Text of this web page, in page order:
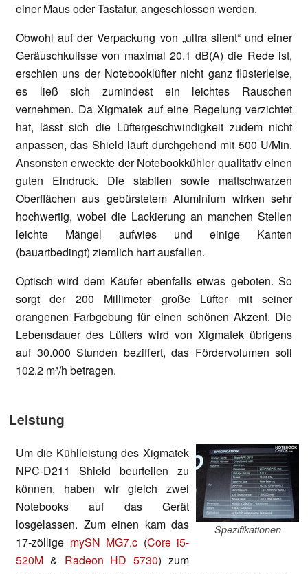
einer Maus oder Tastatur, angeschlossen werden.
Obwohl auf der Verpackung von „ultra silent“ und einer
Geräuschkulisse von maximal 20.1 dB(A) die Rede ist,
erschien uns der Notebooklüfter nicht ganz flüsterleise,
es ließ sich zumindest ein leichtes Rauschen
vernehmen. Da Xigmatek auf eine Regelung verzichtet
hat, lässt sich die Lüftergeschwindigkeit zudem nicht
anpassen, das Shield läuft durchgehend mit 500 U/Min.
Ansonsten erweckte der Notebookkühler qualitativ einen
guten Eindruck. Die stabilen sowie mattschwarzen
Oberflächen aus gebürstetem Aluminium wirken sehr
hochwertig, wobei die Lackierung an manchen Stellen
leichte Mängel aufwies und einige Kanten
(bauartbedingt) ziemlich hart ausfallen.
Optisch wird dem Käufer ebenfalls etwas geboten. So
sorgt der 200 Millimeter große Lüfter mit seiner
orangenen Farbgebung für einen schönen Akzent. Die
Lebensdauer des Lüfters wird von Xigmatek übrigens
auf 30.000 Stunden beziffert, das Fördervolumen soll
102.2 m³/h betragen.
Leistung
Spezifikationen
Um die Kühlleistung des Xigmatek
NPC-D211 Shield beurteilen zu
können, haben wir gleich zwei
Notebooks auf das Gerät
losgelassen. Zum einen kam das
17-zöllige mySN MG7.c (Core i5-
520M & Radeon HD 5730) zum